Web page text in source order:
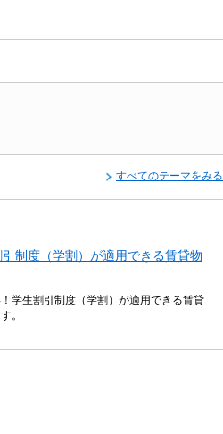
すべてのテーマをみる
制度（学割）が適用できる賃貸物
学生割引制度（学割）が適用できる賃貸
。